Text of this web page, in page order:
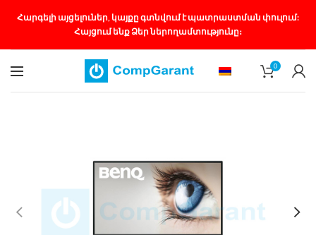
Հարգելի այցելուներ, կայքը գտնվում է պատրաստման փուլում:
Հայցում ենք Ձեր ներողամտությունը։
0